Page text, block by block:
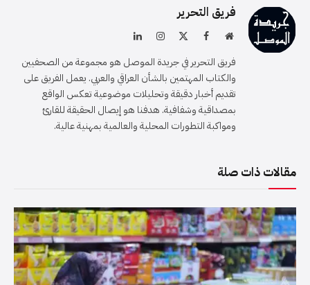
فريق التحرير
موقعفيسبوك الانستغرام
لينكدإن
فريق التحرير في جريدة الموصل هو مجموعة من الصحفيين
والكتاب المهتمين بالشأن العراقي والعربي. يعمل الفريق على
تقديم أخبار دقيقة وتحليلات موضوعية تعكس الواقع
بمصداقية وشفافية. هدفنا هو إيصال الحقيقة للقارئ
ومواكبة التطورات المحلية والعالمية بمهنية عالية.
مقالات ذات صلة